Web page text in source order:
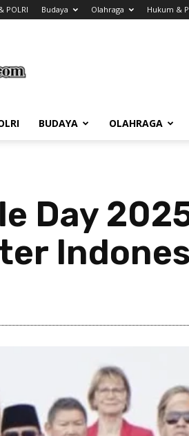
POLRI Budaya Olahraga Hukum &
BUDAYA OLAHRAGA
Day